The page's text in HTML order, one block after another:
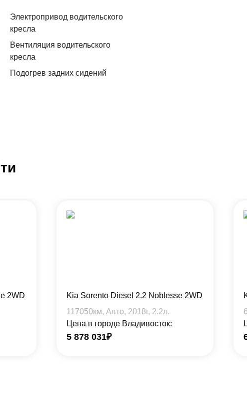
Электропривод водительского
кресла
Вентиляция водительского
кресла
Подогрев задних сидений
2WD
Kia Sorento Diesel 2.2 Noblesse 2WD
117050км, Авто, 2018г, 2.2л.
Цена в городе Владивосток:
5 878 031₽